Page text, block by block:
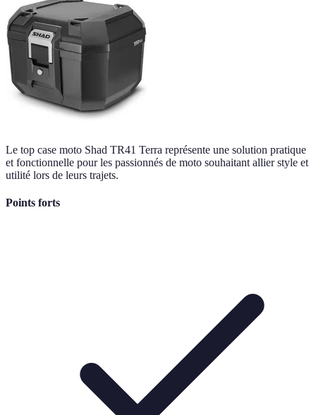
Le top case moto Shad TR41 Terra représente une solution pratique
et fonctionnelle pour les passionnés de moto souhaitant allier style et
utilité lors de leurs trajets.
Points forts